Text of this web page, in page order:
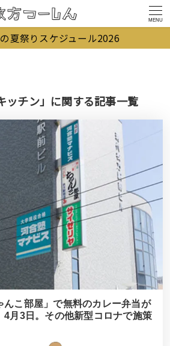
MENU
夏祭りスケジュール2026
ッチン」に関する記事一覧
んこ部屋」で無料のカレー弁当が
4月3日。その他新型コロナで施策